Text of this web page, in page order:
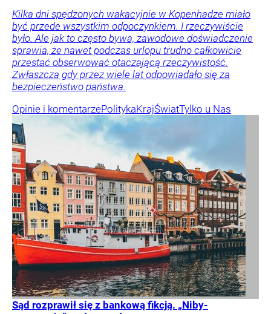
Kilka dni spędzonych wakacyjnie w Kopenhadze miało
być przede wszystkim odpoczynkiem. I rzeczywiście
było. Ale jak to często bywa, zawodowe doświadczenie
sprawia, że nawet podczas urlopu trudno całkowicie
przestać obserwować otaczającą rzeczywistość.
Zwłaszcza gdy przez wiele lat odpowiadało się za
bezpieczeństwo państwa.
Opinie i komentarzePolitykaKrajŚwiatTylko u Nas
Sąd rozprawił się z bankową fikcją. „Niby-